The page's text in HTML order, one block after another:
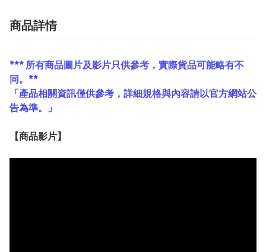
商品詳情
*** 所有商品圖片及影片只供參考，實際貨品可能略有不
同。**
「產品相關資訊僅供參考，詳細規格與內容請以官方網站公
告為準。」
【商品影片】